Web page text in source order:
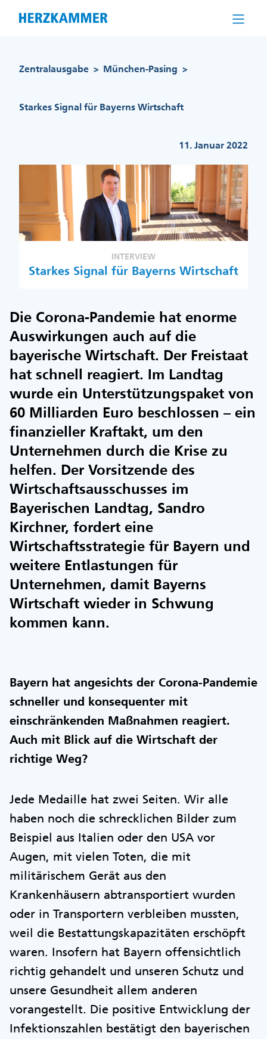
Zentralausgabe > München-Pasing >
Starkes Signal für Bayerns Wirtschaft
11. Januar 2022
INTERVIEW
Starkes Signal für Bayerns Wirtschaft
Die Corona-Pandemie hat enorme
Auswirkungen auch auf die
bayerische Wirtschaft. Der Freistaat
hat schnell reagiert. Im Landtag
wurde ein Unterstützungspaket von
60 Milliarden Euro beschlossen – ein
finanzieller Kraftakt, um den
Unternehmen durch die Krise zu
helfen. Der Vorsitzende des
Wirtschaftsausschusses im
Bayerischen Landtag, Sandro
Kirchner, fordert eine
Wirtschaftsstrategie für Bayern und
weitere Entlastungen für
Unternehmen, damit Bayerns
Wirtschaft wieder in Schwung
kommen kann.
Bayern hat angesichts der Corona-Pandemie
schneller und konsequenter mit
einschränkenden Maßnahmen reagiert.
Auch mit Blick auf die Wirtschaft der
richtige Weg?
Jede Medaille hat zwei Seiten. Wir alle
haben noch die schrecklichen Bilder zum
Beispiel aus Italien oder den USA vor
Augen, mit vielen Toten, die mit
militärischem Gerät aus den
Krankenhäusern abtransportiert wurden
oder in Transportern verbleiben mussten,
weil die Bestattungskapazitäten erschöpft
waren. Insofern hat Bayern offensichtlich
richtig gehandelt und unseren Schutz und
unsere Gesundheit allem anderen
vorangestellt. Die positive Entwicklung der
Infektionszahlen bestätigt den bayerischen